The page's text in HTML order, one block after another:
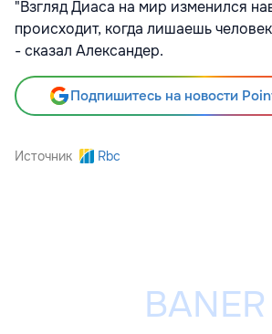
"Взгляд Диаса на мир изменился
происходит, когда лишаешь
- сказал Александер.
Подпишитесь на новости
Источник Rbc